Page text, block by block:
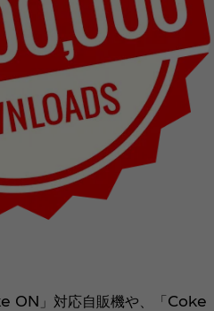
ON」対応自販機や、「Coke